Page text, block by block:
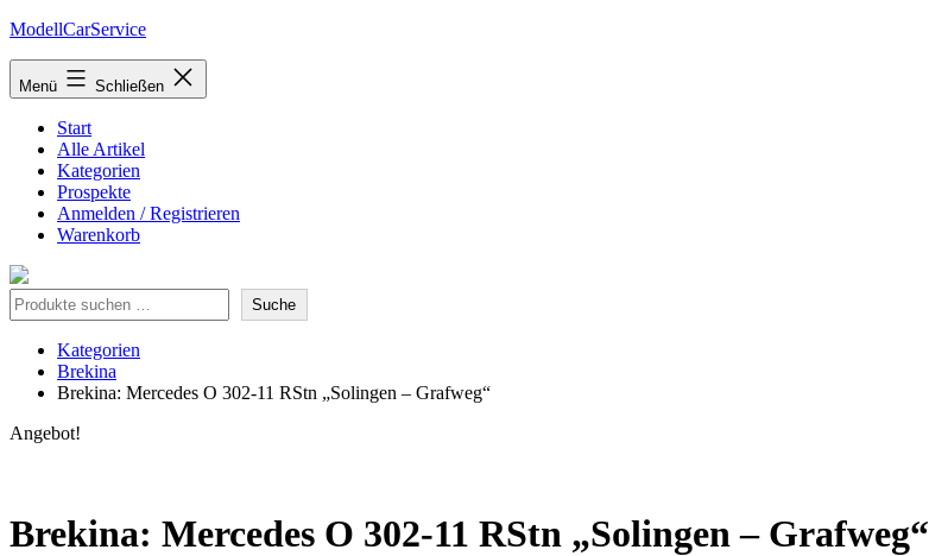
Zum
springen
ModellCarService
Menü Schließen
Start
Alle Artikel
Kategorien
Prospekte
Anmelden / Registrieren
Warenkorb
Suche Suche
Kategorien
Brekina
Brekina: Mercedes O 302-11 RStn „Solingen – Grafweg“
Angebot!
Brekina: Mercedes O 302-11 RStn „Solingen – Grafweg“